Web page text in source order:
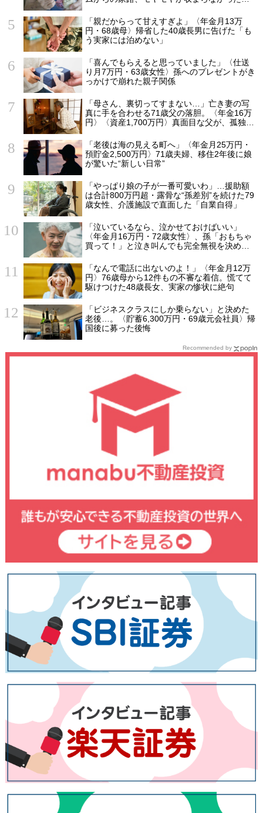
「親だからって甘えすぎよ」〈年金月13万
円・68歳母〉帰省した40歳長男に告げた「も
う実家には泊めない」
「喜んでもらえると思っていました」〈仕送
り月7万円・63歳女性〉孫へのプレゼントがき
っかけで崩れた親子関係
「母さん、裏切ってすまない…」亡き妻の写
真に手を合わせる71歳父の落胆。〈年金16万
円〉〈資産1,700万円〉真面目な父が、孤独の
「老後は海の見える町へ」〈年金月25万円・
預貯金2,500万円〉71歳夫婦、移住2年後に娘
が驚いた“新しい日常”
「やっぱり娘の子が一番可愛いわ」…援助額
は合計800万円超・露骨な“孫差別”を続けた79
歳女性、介護施設で直面した「自業自得」
「泣いているなら、泣かせておけばいい」
〈年金月16万円・72歳女性〉、孫「おもちゃ
買って！」と泣き叫んでも完全無視を決め込
「なんで電話に出ないのよ！」〈年金月12万
円〉76歳母から12件もの不審な着信。慌てて
駆けつけた48歳長女、実家の惨状に絶句
「ビジネスクラスにしか乗らない」と決めた
老後…。〈貯蓄6,300万円・69歳元会社員〉帰
国後に募った後悔
Recommended by